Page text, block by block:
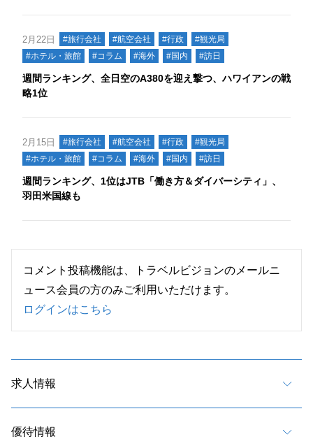
2月22日 #旅行会社 #航空会社 #行政
#観光局
#ホテル・旅館
#コラム #海外 #国内 #訪日
週間ランキング、全日空のA380を迎え撃つ、ハワイアンの戦
略1位
2月15日 #旅行会社 #航空会社 #行政
#観光局
#ホテル・旅館
#コラム #海外 #国内 #訪日
週間ランキング、1位はJTB「働き方＆ダイバーシティ」、
羽田米国線も
コメント投稿機能は、トラベルビジョンのメールニ
ュース会員の方のみご利用いただけます。
ログインはこちら
求人情報
優待情報